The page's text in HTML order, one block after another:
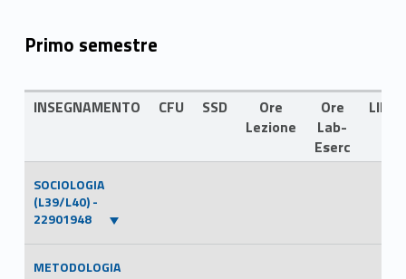
Primo semestre
INSEGNAMENTO CFU SSD
Ore
Lezione
Ore
Lab-
Eserc
SOCIOLOGIA
(L39/L40) -
22901948
METODOLOGIA